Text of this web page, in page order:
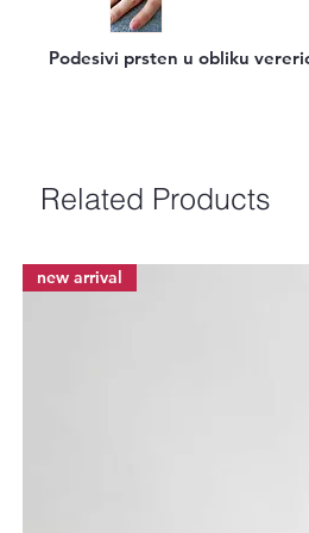
Podesivi prsten u obliku
Related Products
new arrival